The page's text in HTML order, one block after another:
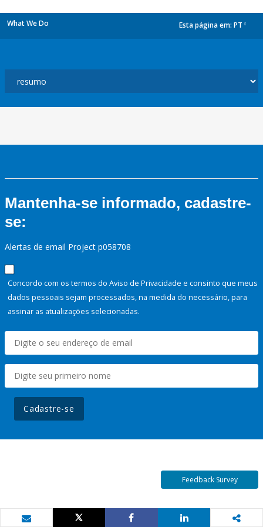
What We Do Esta página em: PT
Mantenha-se informado, cadastre-
se:
Alertas de email Project p058708
Concordo com os termos do Aviso de Privacidade e consinto que meus
dados pessoais sejam processados, na medida do necessário, para
assinar as atualizações selecionadas.
Cadastre-se
Feedback Survey